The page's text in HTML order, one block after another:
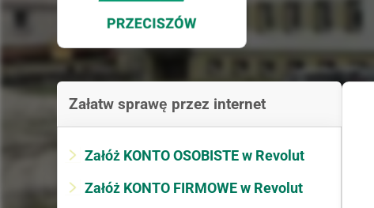
Załatw sprawę przez internet
Załóż KONTO OSOBISTE w Revolut
Załóż KONTO FIRMOWE w Revolut